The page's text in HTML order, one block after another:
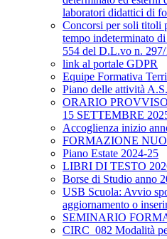
laboratori didattici di
Concorsi per soli titoli
tempo indeterminato
554 del D.L.vo n.
link al portale GDPR
Equipe Formativa
Piano delle attività
ORARIO
15 SETTEMBRE
Accoglienza inizio
FORMAZIONE
Piano Estate 2024-25
LIBRI DI TESTO
Borse di Studio anno
USB Scuola: Avvio
aggiornamento o
SEMINARIO
CIRC_082 Modalità